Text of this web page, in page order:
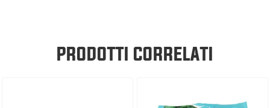
PRODOTTI CORRELATI